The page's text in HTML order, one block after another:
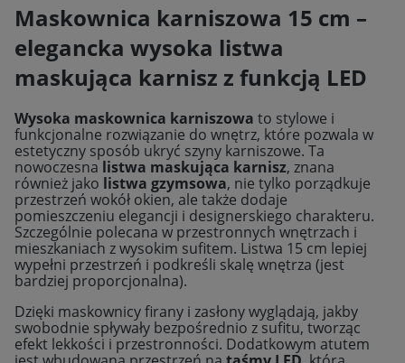
Maskownica karniszowa 15 cm –
elegancka wysoka listwa
maskująca karnisz z funkcją LED
Wysoka maskownica karniszowa to stylowe i
funkcjonalne rozwiązanie do wnętrz, które pozwala w
estetyczny sposób ukryć szyny karniszowe. Ta
nowoczesna listwa maskująca karnisz, znana
również jako listwa gzymsowa, nie tylko porządkuje
przestrzeń wokół okien, ale także dodaje
pomieszczeniu elegancji i designerskiego charakteru.
Szczególnie polecana w przestronnych wnętrzach i
mieszkaniach z wysokim sufitem. Listwa 15 cm lepiej
wypełni przestrzeń i podkreśli skalę wnętrza (jest
bardziej proporcjonalna).
Dzięki maskownicy firany i zasłony wyglądają, jakby
swobodnie spływały bezpośrednio z sufitu, tworząc
efekt lekkości i przestronności. Dodatkowym atutem